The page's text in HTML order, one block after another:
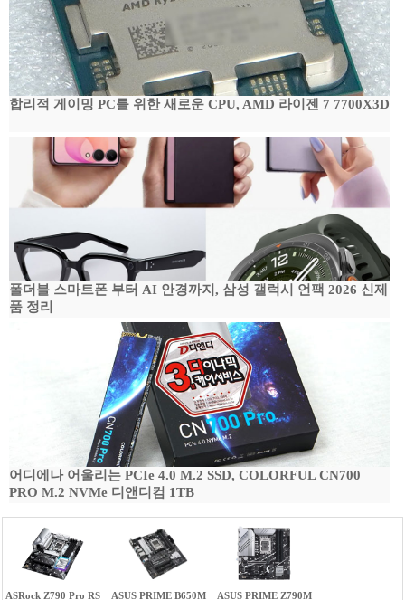
합리적 게이밍 PC를 위한 새로운 CPU, AMD 라이젠 7 7700X3D
폴더블 스마트폰 부터 AI 안경까지, 삼성 갤럭시 언팩 2026 신제
품 정리
어디에나 어울리는 PCIe 4.0 M.2 SSD, COLORFUL CN700
PRO M.2 NVMe 디앤디컴 1TB